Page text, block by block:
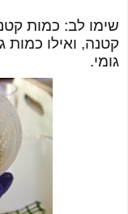
שימו לב: כמות
קטנה, ואילו
גומי.